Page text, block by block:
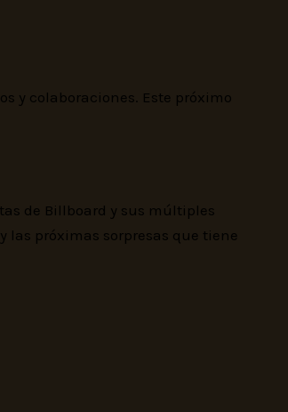
y colaboraciones. Este próximo
de Billboard y sus múltiples
las próximas sorpresas que tiene